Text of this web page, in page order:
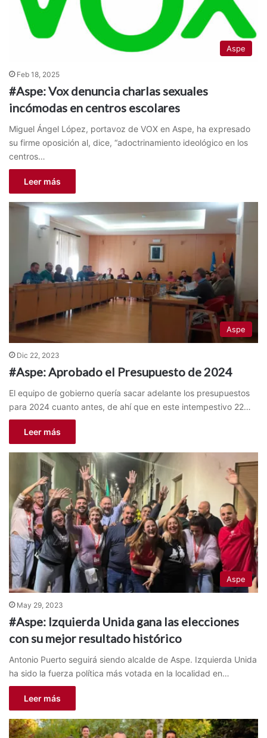
Aspe
Feb 18, 2025
#Aspe: Vox denuncia charlas sexuales
incómodas en centros escolares
Miguel Ángel López, portavoz de VOX en Aspe, ha expresado
su firme oposición al, dice, “adoctrinamiento ideológico en los
centros…
Leer más
Aspe
Dic 22, 2023
#Aspe: Aprobado el Presupuesto de 2024
El equipo de gobierno quería sacar adelante los presupuestos
para 2024 cuanto antes, de ahí que en este intempestivo 22…
Leer más
Aspe
May 29, 2023
#Aspe: Izquierda Unida gana las elecciones
con su mejor resultado histórico
Antonio Puerto seguirá siendo alcalde de Aspe. Izquierda Unida
ha sido la fuerza política más votada en la localidad en…
Leer más